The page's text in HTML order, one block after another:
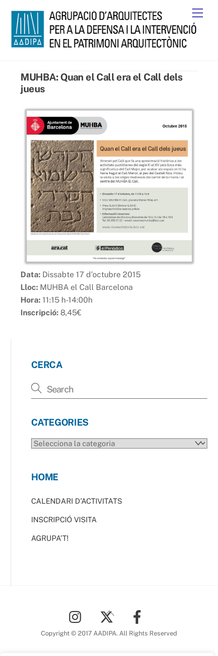
content
MUHBA: Quan el Call era el Call dels
jueus
Data: Dissabte 17 d’octubre 2015
Lloc: MUHBA el Call Barcelona
Hora:11:15 h-14:00h
Inscripció: 8,45€
CERCA
CATEGORIES
CATEGORIES
HOME
CALENDARI D’ACTIVITATS
INSCRIPCIÓ VISITA
AGRUPA’T!
To
Top
Copyright © 2017 AADIPA. All Rights Reserved